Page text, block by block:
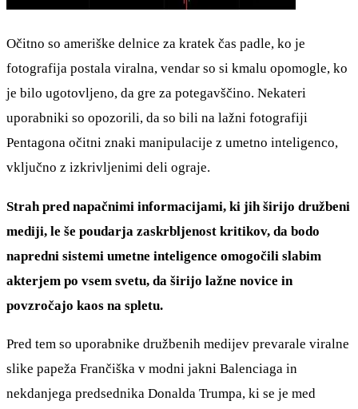
Očitno so ameriške delnice za kratek čas padle, ko je
fotografija postala viralna, vendar so si kmalu opomogle, ko
je bilo ugotovljeno, da gre za potegavščino. Nekateri
uporabniki so opozorili, da so bili na lažni fotografiji
Pentagona očitni znaki manipulacije z umetno inteligenco,
vključno z izkrivljenimi deli ograje.
Strah pred napačnimi informacijami, ki jih širijo družbeni
mediji, le še poudarja zaskrbljenost kritikov, da bodo
napredni sistemi umetne inteligence omogočili slabim
akterjem po vsem svetu, da širijo lažne novice in
povzročajo kaos na spletu.
Pred tem so uporabnike družbenih medijev prevarale viralne
slike papeža Frančiška v modni jakni Balenciaga in
nekdanjega predsednika Donalda Trumpa, ki se je med